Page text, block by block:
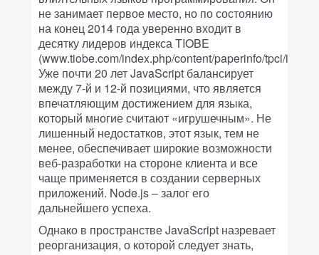
не занимает первое место, но по состоянию
на конец 2014 года уверенно входит в
десятку лидеров индекса TIOBE
(www.tiobe.com/index.php/content/paperinfo/tpci/
Уже почти 20 лет JavaScript балансирует
между 7-й и 12-й позициями, что является
впечатляющим достижением для языка,
который многие считают «игрушечным». Не
лишенный недостатков, этот язык, тем не
менее, обеспечивает широкие возможности
веб-разработки на стороне клиента и все
чаще применяется в создании серверных
приложений. Node.js – залог его
дальнейшего успеха.
Однако в пространстве JavaScript назревает
реорганизация, о которой следует знать,